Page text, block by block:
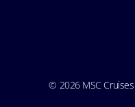
© 2026 MSC Cruises